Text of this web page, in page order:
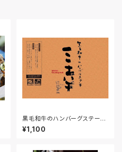
黒毛和牛のハンバーグステーキ
140ｇ
¥1,100